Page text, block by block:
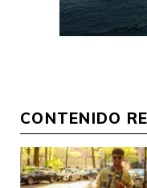
CONTENIDO